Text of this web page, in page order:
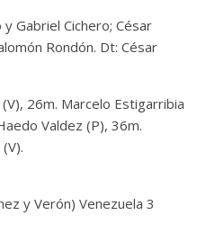
Gabriel Cichero; César
Rondón. Dt: César
26m. Marcelo Estigarribia
Valdez (P), 36m.
y Verón) Venezuela 3